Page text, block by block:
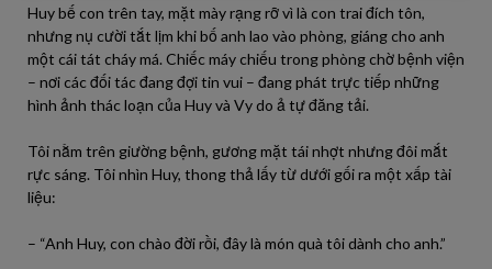
Huy bế con trên tay, mặt mày rạng rỡ vì là con trai đích tôn,
nhưng nụ cười tắt lịm khi bố anh lao vào phòng, giáng cho anh
một cái tát cháy má. Chiếc máy chiếu trong phòng chờ bệnh viện
– nơi các đối tác đang đợi tin vui – đang phát trực tiếp những
hình ảnh thác loạn của Huy và Vy do ả tự đăng tải.
Tôi nằm trên giường bệnh, gương mặt tái nhợt nhưng đôi mắt
rực sáng. Tôi nhìn Huy, thong thả lấy từ dưới gối ra một xấp tài
liệu:
– “Anh Huy, con chào đời rồi, đây là món quà tôi dành cho anh.”